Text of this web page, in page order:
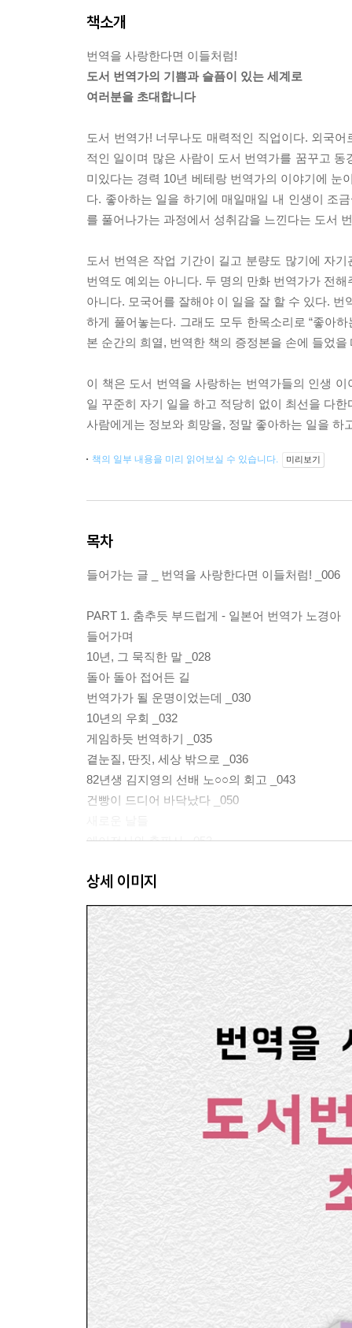
책소개
번역을 사랑한다면 이들처럼!
도서 번역가의 기쁨과 슬픔이 있는 세계로
여러분을 초대합니다
도서 번역가! 너무나도 매력적인 직업이다. 외국
적인 일이며 많은 사람이 도서 번역가를 꿈꾸고
미있다는 경력 10년 베테랑 번역가의 이야기에 눈
다. 좋아하는 일을 하기에 매일매일 내 인생이 조
를 풀어나가는 과정에서 성취감을 느낀다는 도서
도서 번역은 작업 기간이 길고 분량도 많기에 자
번역도 예외는 아니다. 두 명의 만화 번역가가 전
아니다. 모국어를 잘해야 이 일을 잘 할 수 있다.
하게 풀어놓는다. 그래도 모두 한목소리로 “좋아
본 순간의 희열, 번역한 책의 증정본을 손에 들었
이 책은 도서 번역을 사랑하는 번역가들의 인생
일 꾸준히 자기 일을 하고 적당히 없이 최선을 다
사람에게는 정보와 희망을, 정말 좋아하는 일을
책의 일부 내용을 미리 읽어보실 수 있습니다. 미리보기
목차
들어가는 글 _ 번역을 사랑한다면 이들처럼! _006
PART 1. 춤추듯 부드럽게 - 일본어 번역가 노경아
들어가며
10년, 그 묵직한 말 _028
돌아 돌아 접어든 길
번역가가 될 운명이었는데 _030
10년의 우회 _032
게임하듯 번역하기 _035
곁눈질, 딴짓, 세상 밖으로 _036
82년생 김지영의 선배 노○○의 회고 _043
건빵이 드디어 바닥났다 _050
에이전시와 출판사 _053
즐겁고도 당당한 도서 번역의 세계 _060
위험하고도 비장한 도서 번역의 세계 _064
글을 맺으며
그럼에도, 도서 번역 _069
후배님들과 고마운 분들게 _071
PART 2. 꿈만 먹고 살아도 배부르다 - 일본어 번역
나의 시작, 어떻게 출판 번역가가 되었나 - 자발적
님아, 그 부담스러운 눈빛을 거두어주오 _082
부장님이 쏘아 올린 작은 공 _084
그냥 자꾸 설레잖아요 _088
프리랜서 출판 번역가의 일상
프리랜서 워킹맘의 생존 전략 _089
슈퍼우먼 아니에요, 그냥 제가 즐거워서요 _092
공부하면서 번역하는 전문 서적 _095
술술 읽히지만 번역이 꼬이는 자기계발서 _097
번역가로서 중요하게 생각하는 것
우리말 - 이것은 번역인가 작문인가 _099
마감 - 조급한 마음이 나를 사로잡기 전에 _103
전설의 독한 선배 _105
상세 이미지